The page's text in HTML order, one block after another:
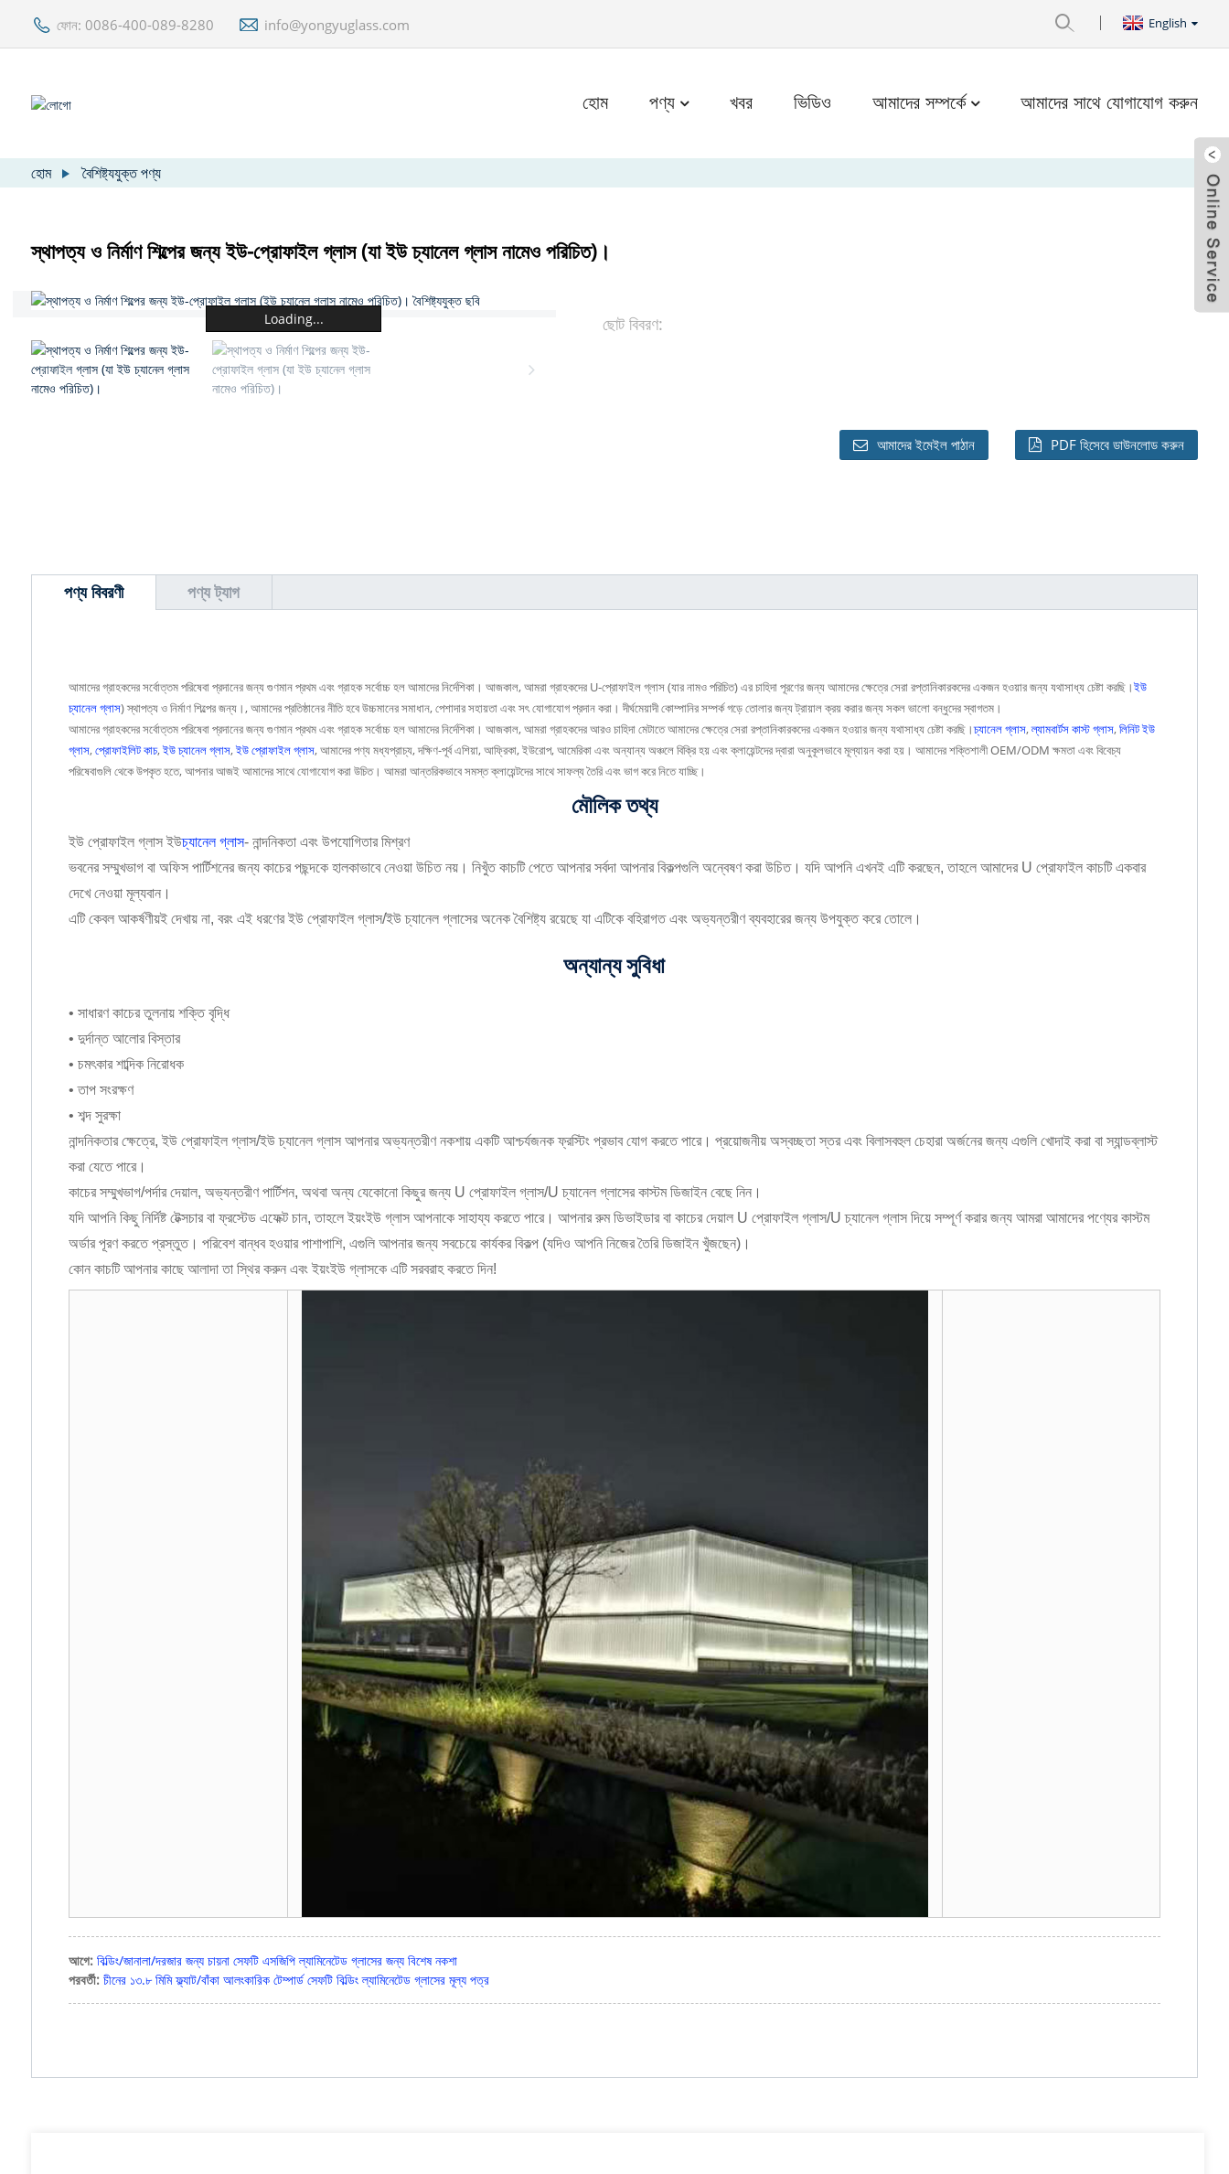
ফোন: 0086-400-089-8280 info@yongyuglass.com English
হোম পণ্য খবর ভিডিও আমাদের সম্পর্কে আমাদের সাথে যোগাযোগ করুন
হোম বৈশিষ্ট্যযুক্ত পণ্য
স্থাপত্য ও নির্মাণ শিল্পের জন্য ইউ-প্রোফাইল গ্লাস (যা ইউ চ্যানেল গ্লাস নামেও পরিচিত)।
Loading... ছোট বিবরণ:
আমাদের ইমেইল পাঠান PDF হিসেবে ডাউনলোড করুন
পণ্য বিবরণী পণ্য ট্যাগ
আমাদের গ্রাহকদের সর্বোত্তম পরিষেবা প্রদানের জন্য গুণমান প্রথম এবং গ্রাহক সর্বোচ্চ হল আমাদের নির্দেশিকা। আজকাল, আমরা গ্রাহকদের U-প্রোফাইল গ্লাস (যার নামও পরিচিত) এর চাহিদা পূরণের জন্য আমাদের ক্ষেত্রে সেরা রপ্তানিকারকদের একজন হওয়ার জন্য যথাসাধ্য চেষ্টা করছি।ইউ
চ্যানেল গ্লাস) স্থাপত্য ও নির্মাণ শিল্পের জন্য।, আমাদের প্রতিষ্ঠানের নীতি হবে উচ্চমানের সমাধান, পেশাদার সহায়তা এবং সৎ যোগাযোগ প্রদান করা। দীর্ঘমেয়াদী কোম্পানির সম্পর্ক গড়ে তোলার জন্য ট্রায়াল ক্রয় করার জন্য সকল ভালো বন্ধুদের স্বাগতম।
আমাদের গ্রাহকদের সর্বোত্তম পরিষেবা প্রদানের জন্য গুণমান প্রথম এবং গ্রাহক সর্বোচ্চ হল আমাদের নির্দেশিকা। আজকাল, আমরা গ্রাহকদের আরও চাহিদা মেটাতে আমাদের ক্ষেত্রে সেরা রপ্তানিকারকদের একজন হওয়ার জন্য যথাসাধ্য চেষ্টা করছি।চ্যানেল গ্লাস,ল্যামবার্টস কাস্ট গ্লাস,লিনিট ইউ
গ্লাস,প্রোফাইলিট কাচ,ইউ চ্যানেল গ্লাস,ইউ প্রোফাইল গ্লাস, আমাদের পণ্য মধ্যপ্রাচ্য, দক্ষিণ-পূর্ব এশিয়া, আফ্রিকা, ইউরোপ, আমেরিকা এবং অন্যান্য অঞ্চলে বিক্রি হয় এবং ক্লায়েন্টদের দ্বারা অনুকূলভাবে মূল্যায়ন করা হয়। আমাদের শক্তিশালী OEM/ODM ক্ষমতা এবং বিবেচ্য
পরিষেবাগুলি থেকে উপকৃত হতে, আপনার আজই আমাদের সাথে যোগাযোগ করা উচিত। আমরা আন্তরিকভাবে সমস্ত ক্লায়েন্টদের সাথে সাফল্য তৈরি এবং ভাগ করে নিতে যাচ্ছি।
মৌলিক তথ্য
ইউ প্রোফাইল গ্লাস ইউচ্যানেল গ্লাস- নান্দনিকতা এবং উপযোগিতার মিশ্রণ
ভবনের সম্মুখভাগ বা অফিস পার্টিশনের জন্য কাচের পছন্দকে হালকাভাবে নেওয়া উচিত নয়। নিখুঁত কাচটি পেতে আপনার সর্বদা আপনার বিকল্পগুলি অন্বেষণ করা উচিত। যদি আপনি এখনই এটি করছেন, তাহলে আমাদের U প্রোফাইল কাচটি একবার
দেখে নেওয়া মূল্যবান।
এটি কেবল আকর্ষণীয়ই দেখায় না, বরং এই ধরণের ইউ প্রোফাইল গ্লাস/ইউ চ্যানেল গ্লাসের অনেক বৈশিষ্ট্য রয়েছে যা এটিকে বহিরাগত এবং অভ্যন্তরীণ ব্যবহারের জন্য উপযুক্ত করে তোলে।
অন্যান্য সুবিধা
• সাধারণ কাচের তুলনায় শক্তি বৃদ্ধি
• দুর্দান্ত আলোর বিস্তার
• চমৎকার শাব্দিক নিরোধক
• তাপ সংরক্ষণ
• শব্দ সুরক্ষা
নান্দনিকতার ক্ষেত্রে, ইউ প্রোফাইল গ্লাস/ইউ চ্যানেল গ্লাস আপনার অভ্যন্তরীণ নকশায় একটি আশ্চর্যজনক ফ্রস্টিং প্রভাব যোগ করতে পারে। প্রয়োজনীয় অস্বচ্ছতা স্তর এবং বিলাসবহুল চেহারা অর্জনের জন্য এগুলি খোদাই করা বা স্যান্ডব্লাস্ট
করা যেতে পারে।
কাচের সম্মুখভাগ/পর্দার দেয়াল, অভ্যন্তরীণ পার্টিশন, অথবা অন্য যেকোনো কিছুর জন্য U প্রোফাইল গ্লাস/U চ্যানেল গ্লাসের কাস্টম ডিজাইন বেছে নিন।
যদি আপনি কিছু নির্দিষ্ট টেক্সচার বা ফ্রস্টেড এফেক্ট চান, তাহলে ইয়ংইউ গ্লাস আপনাকে সাহায্য করতে পারে। আপনার রুম ডিভাইডার বা কাচের দেয়াল U প্রোফাইল গ্লাস/U চ্যানেল গ্লাস দিয়ে সম্পূর্ণ করার জন্য আমরা আমাদের পণ্যের কাস্টম
অর্ডার পূরণ করতে প্রস্তুত। পরিবেশ বান্ধব হওয়ার পাশাপাশি, এগুলি আপনার জন্য সবচেয়ে কার্যকর বিকল্প (যদিও আপনি নিজের তৈরি ডিজাইন খুঁজছেন)।
কোন কাচটি আপনার কাছে আলাদা তা স্থির করুন এবং ইয়ংইউ গ্লাসকে এটি সরবরাহ করতে দিন!
আগে: বিল্ডিং/জানালা/দরজার জন্য চায়না সেফটি এসজিপি ল্যামিনেটেড গ্লাসের জন্য বিশেষ নকশা
পরবর্তী: চীনের ১৩.৮ মিমি ফ্ল্যাট/বাঁকা আলংকারিক টেম্পার্ড সেফটি বিল্ডিং ল্যামিনেটেড গ্লাসের মূল্য পত্র